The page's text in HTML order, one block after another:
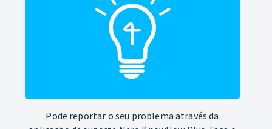
Pode reportar o seu problema através da